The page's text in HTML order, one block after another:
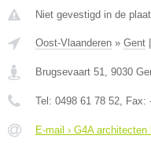
Niet gevestigd in de
Oost-Vlaanderen » Gent |
Brugsevaart 51 9030
Tel: 0498 61 78 52 , Fax:
E-mail › G4A architecten